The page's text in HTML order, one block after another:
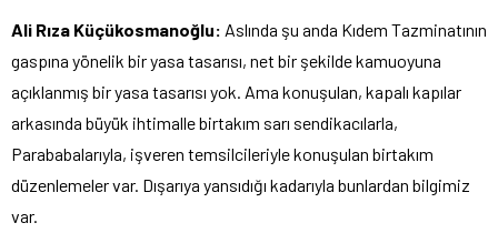
Ali Rıza Küçükosmanoğlu: Aslında şu anda Kıdem Tazminatının
gaspına yönelik bir yasa tasarısı, net bir şekilde kamuoyuna
açıklanmış bir yasa tasarısı yok. Ama konuşulan, kapalı kapılar
arkasında büyük ihtimalle birtakım sarı sendikacılarla,
Parababalarıyla, işveren temsilcileriyle konuşulan birtakım
düzenlemeler var. Dışarıya yansıdığı kadarıyla bunlardan bilgimiz
var.